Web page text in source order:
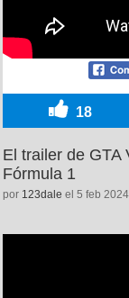
18
El trailer de GTA
Fórmula 1
por 123dale el 5 feb